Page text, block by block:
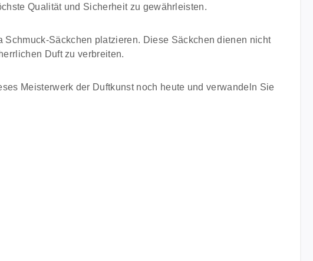
Qualität und Sicherheit zu gewährleisten.
Säckchen platzieren. Diese Säckchen dienen nicht
Duft zu verbreiten.
Meisterwerk der Duftkunst noch heute und verwandeln Sie